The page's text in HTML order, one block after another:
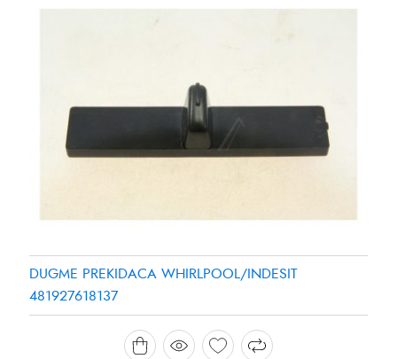
DUGME PREKIDACA WHIRLPOOL/INDESIT
481927618137